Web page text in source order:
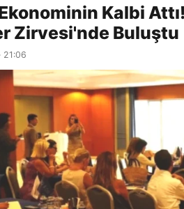
Kalbi
Zirvesi'nde Buluştu
21:06